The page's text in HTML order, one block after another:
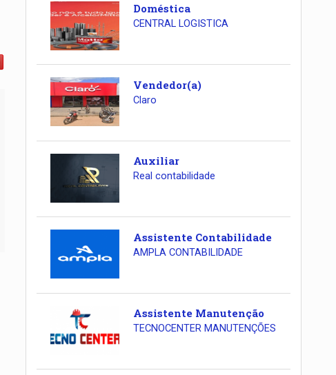
Doméstica
CENTRAL LOGISTICA
Vendedor(a)
Claro
Auxiliar
Real contabilidade
Assistente Contabilidade
AMPLA CONTABILIDADE
Assistente Manutenção
TECNOCENTER MANUTENÇÕES